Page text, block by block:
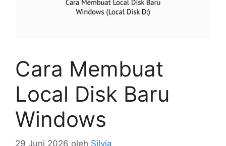
Cara Membuat
Local Disk Baru
Windows
29 Juni 2026 oleh Silvia